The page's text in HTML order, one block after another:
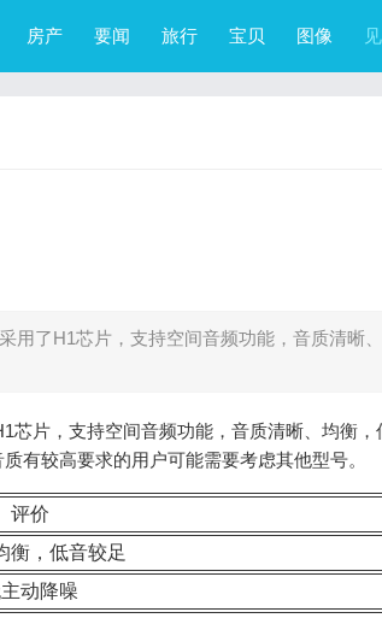
房产 要闻 旅行 宝贝 图像
了H1芯片，支持空间音频功能，音质清晰、
芯片，支持空间音频功能，音质清晰、均衡，
有较高要求的用户可能需要考虑其他型号。
评价
衡，低音较足
动降噪